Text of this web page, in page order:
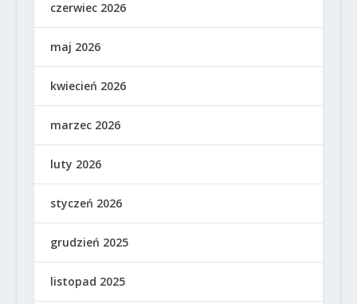
czerwiec 2026
maj 2026
kwiecień 2026
marzec 2026
luty 2026
styczeń 2026
grudzień 2025
listopad 2025